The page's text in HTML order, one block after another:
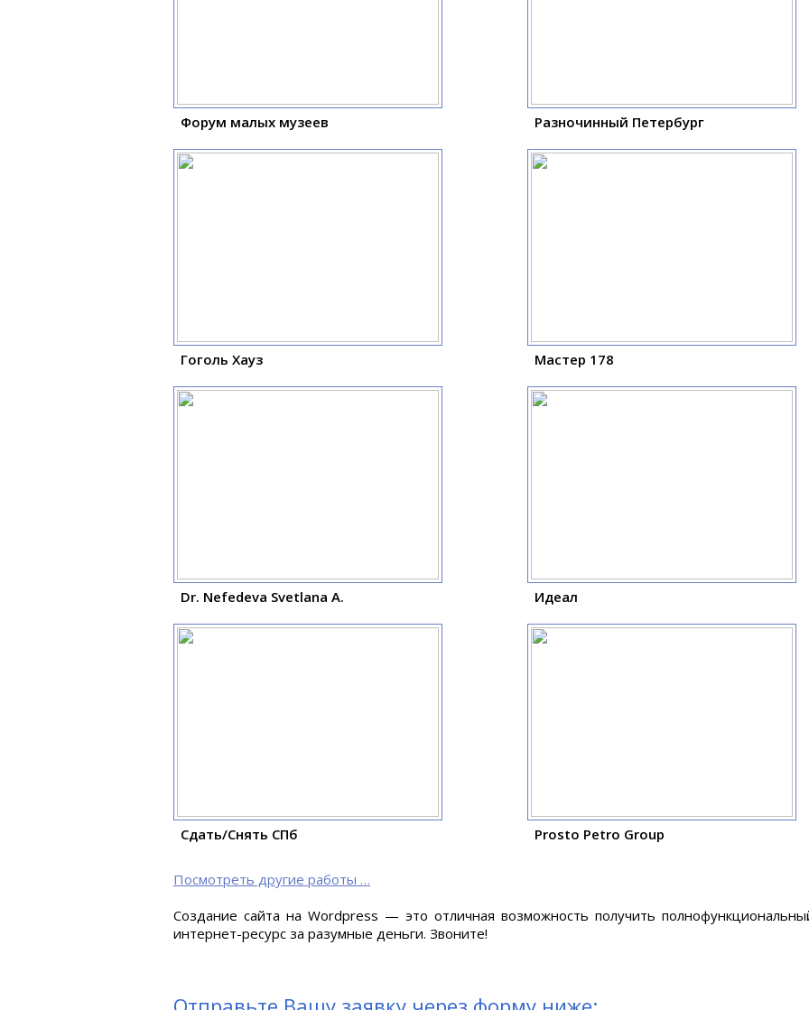
Форум малых музеев Разночинный Петербург
Гоголь Хауз Мастер 178
Dr. Nefedeva Svetlana A. Идеал
Сдать/Снять СПб Prosto Petro Group
Посмотреть другие работы …
Создание сайта на Wordpress — это отличная возможность получить
интернет-ресурс за разумные деньги. Звоните!